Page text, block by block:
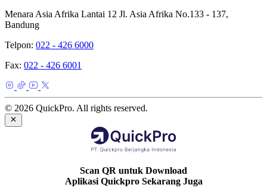
Menara Asia Afrika Lantai 12 Jl. Asia Afrika No.133 - 137,
Bandung
Telpon: 022 - 426 6000
Fax: 022 - 426 6001
© 2026 QuickPro. All rights reserved.
Scan QR untuk Download
Aplikasi Quickpro Sekarang Juga